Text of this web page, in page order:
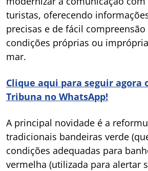
turistas, oferecendo
precisas e de fácil compreensão
condições próprias ou
mar.
Clique aqui para seguir agora
Tribuna no WhatsApp!
A principal novidade é a
tradicionais bandeiras verde
condições adequadas para
vermelha (utilizada para alertar